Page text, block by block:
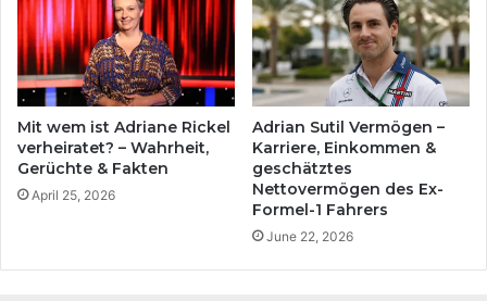
Mit wem ist Adriane Rickel
verheiratet? – Wahrheit,
Gerüchte & Fakten
April 25, 2026
Adrian Sutil Vermögen –
Karriere, Einkommen &
geschätztes
Nettovermögen des Ex-
Formel-1 Fahrers
June 22, 2026